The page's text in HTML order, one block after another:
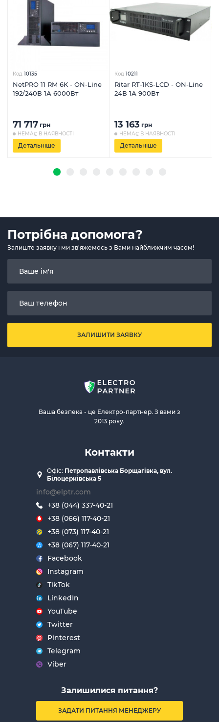
Код 10135
NetPRO 11 RM 6K - ON-Line
192/240В 1А 6000Вт
71 717 грн
НЕМАЄ В НАЯВНОСТІ
Детальніше
Код 10211
Ritar RT-1KS-LCD - ON-Line
24В 1А 900Вт
13 163 грн
НЕМАЄ В НАЯВНОСТІ
Детальніше
Потрібна допомога?
Залиште заявку і ми зв'яжемось з Вами найближчим часом!
ЗАЛИШИТИ ЗАЯВКУ
Ваша безпека - це Електро-партнер. З вами з
2013 року.
Контакти
Офіс: Петропавлівська Борщагівка, вул.
Білоцерківська 5
info@elptr.com
+38 (044) 337-40-21
+38 (066) 117-40-21
+38 (073) 117-40-21
+38 (067) 117-40-21
Facebook
Instagram
TikTok
LinkedIn
YouTube
Twitter
Pinterest
Telegram
Viber
Залишилися питання?
ЗАДАТИ ПИТАННЯ МЕНЕДЖЕРУ